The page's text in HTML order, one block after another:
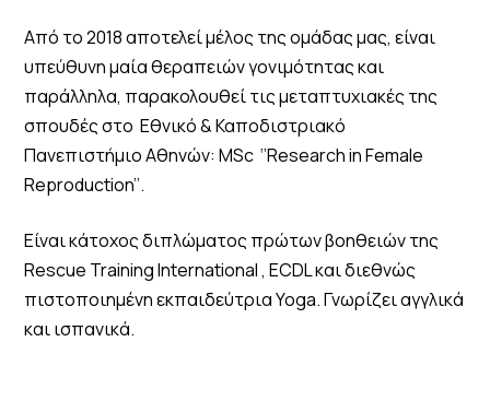
Από το 2018 αποτελεί μέλος της ομάδας μας, είναι
υπεύθυνη μαία θεραπειών γονιμότητας και
παράλληλα, παρακολουθεί τις μεταπτυχιακές της
σπουδές στο Εθνικό & Καποδιστριακό
Πανεπιστήμιο Αθηνών: MSc ‘’Research in Female
Reproduction’’.
Είναι κάτοχος διπλώματος πρώτων βοηθειών της
Rescue Training International , ECDL και διεθνώς
πιστοποιημένη εκπαιδεύτρια Yoga. Γνωρίζει αγγλικά
και ισπανικά.